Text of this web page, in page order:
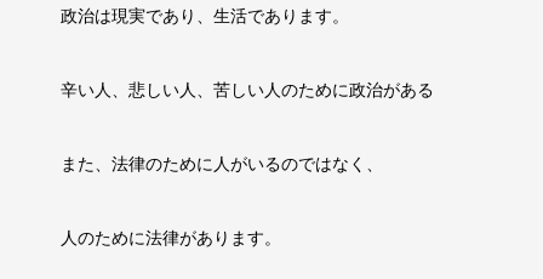
政治は現実であり、生活であります。
辛い人、悲しい人、苦しい人のために政治がある
また、法律のために人がいるのではなく、
人のために法律があります。